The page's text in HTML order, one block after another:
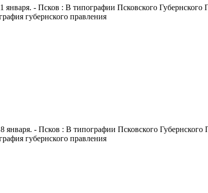
января. - Псков : В типографии Псковского
губернского правления
января. - Псков : В типографии Псковского
губернского правления